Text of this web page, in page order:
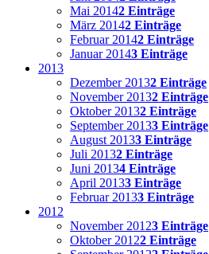
Mai 20142 Einträge
März 20142 Einträge
Februar 20142 Einträge
Januar 20143 Einträge
2013
Dezember 20132 Einträge
November 20132 Einträge
Oktober 20132 Einträge
September 20133 Einträge
August 20133 Einträge
Juli 20132 Einträge
Juni 20134 Einträge
April 20133 Einträge
Februar 20133 Einträge
2012
November 20123 Einträge
Oktober 20122 Einträge